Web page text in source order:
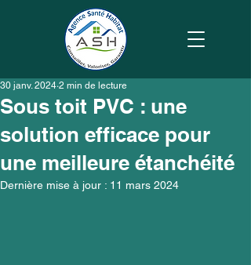
Sous toit PVC : une
solution efficace pour
une meilleure étanchéité
30 janv. 2024 2 min de lecture
Dernière mise à jour : 11 mars 2024